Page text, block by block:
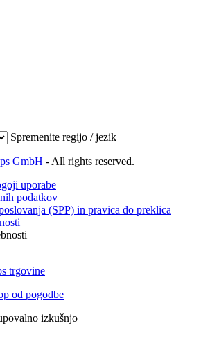
Spremenite regijo / jezik
GmbH - All rights reserved.
uporabe
podatkov
(SPP) in pravica do preklica
trgovine
od pogodbe
izkušnjo